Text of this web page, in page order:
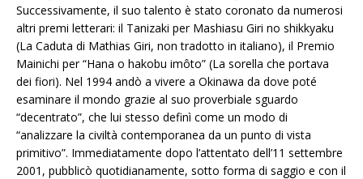
Successivamente, il suo talento è stato coronato da numerosi
altri premi letterari: il Tanizaki per Mashiasu Giri no shikkyaku
(La Caduta di Mathias Giri, non tradotto in italiano), il Premio
Mainichi per “Hana o hakobu imôto” (La sorella che portava
dei fiori). Nel 1994 andò a vivere a Okinawa da dove poté
esaminare il mondo grazie al suo proverbiale sguardo
“decentrato”, che lui stesso definì come un modo di
“analizzare la civiltà contemporanea da un punto di vista
primitivo”. Immediatamente dopo l’attentato dell’11 settembre
2001, pubblicò quotidianamente, sotto forma di saggio e con il